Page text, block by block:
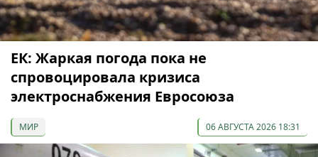
ЕК: Жаркая погода пока не
спровоцировала кризиса
электроснабжения Евросоюза
МИР 06 АВГУСТА 2026 18:31